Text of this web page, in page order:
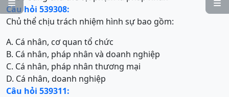


Câu hỏi 539308:
Chủ thể chịu trách nhiệm hình sự bao gồm:
A. Cá nhân, cơ quan tổ chức
B. Cá nhân, pháp nhân và doanh nghiệp
C. Cá nhân, pháp nhân thương mại
D. Cá nhân, doanh nghiệp
Câu hỏi 539311: